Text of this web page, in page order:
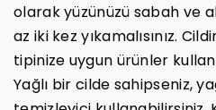
olarak yüzünüzü sabah ve
az iki kez yıkamalısınız.
tipinize uygun ürünler
Yağlı bir cilde sahipseniz,